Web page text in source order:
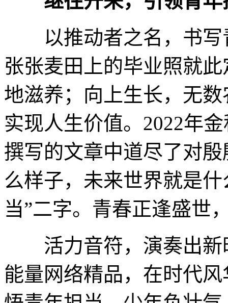
以推动者之名，书写
张张麦田上的毕业照就
地滋养；向上生长，无
实现人生价值。2022年
撰写的文章中道尽了对
么样子，未来世界就是
当”二字。青春正逢盛世
活力音符，演奏出新
能量网络精品，在时代